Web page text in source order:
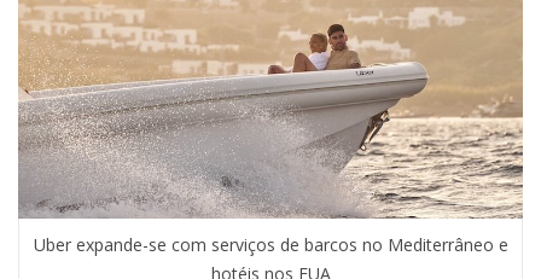
Uber expande-se com serviços de barcos no Mediterrâneo e
hotéis nos EUA